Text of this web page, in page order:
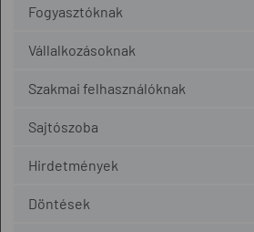
Fogyasztóknak
Vállalkozásoknak
Szakmai felhasználóknak
Sajtószoba
Hirdetmények
Döntések